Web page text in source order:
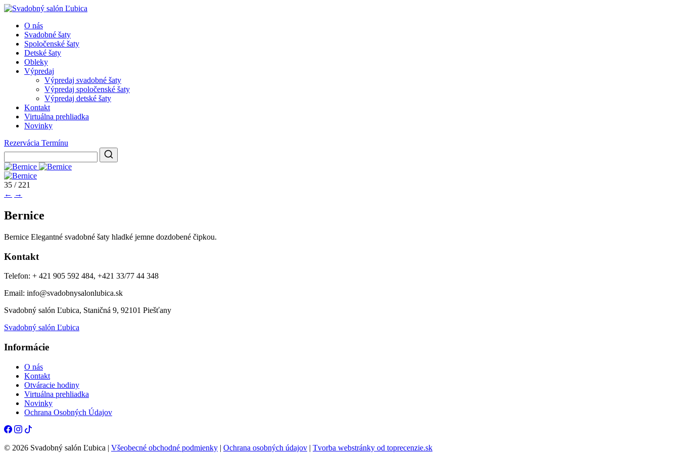
O nás
Svadobné šaty
Spoločenské šaty
Detské šaty
Obleky
Výpredaj
Výpredaj svadobné šaty
Výpredaj spoločenské šaty
Výpredaj detské šaty
Kontakt
Virtuálna prehliadka
Novinky
Rezervácia Termínu
35 / 221
← →
Bernice
Bernice Elegantné svadobné šaty hladké jemne dozdobené čipkou.
Kontakt
Telefon: + 421 905 592 484, +421 33/77 44 348
Email: info@svadobnysalonlubica.sk
Svadobný salón Ľubica, Staničná 9, 92101 Piešťany
Svadobný salón Ľubica
Informácie
O nás
Kontakt
Otváracie hodiny
Virtuálna prehliadka
Novinky
Ochrana Osobných Údajov
© 2026 Svadobný salón Ľubica | Všeobecné obchodné podmienky | Ochrana osobných údajov | Tvorba webstránky od toprecenzie.sk